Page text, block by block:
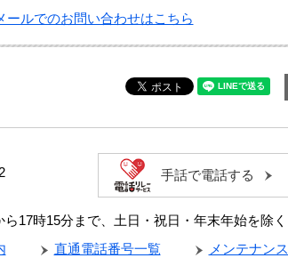
ールでのお問い合わせはこちら
ら17時15分まで、土日・祝日・年末年始を除く
手話で電話する
直通電話番号一覧 メンテナンス